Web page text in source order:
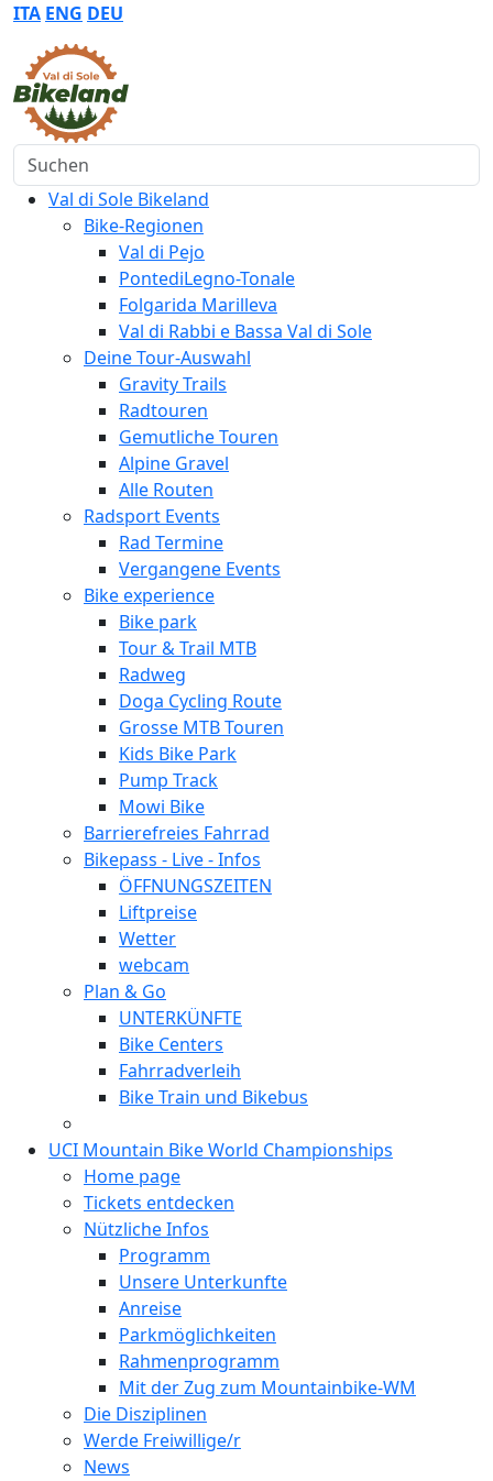
ITA ENG DEU
Suchen
Val di Sole Bikeland
Bike-Regionen
Val di Pejo
PontediLegno-Tonale
Folgarida Marilleva
Val di Rabbi e Bassa Val di Sole
Deine Tour-Auswahl
Gravity Trails
Radtouren
Gemutliche Touren
Alpine Gravel
Alle Routen
Radsport Events
Rad Termine
Vergangene Events
Bike experience
Bike park
Tour & Trail MTB
Radweg
Doga Cycling Route
Grosse MTB Touren
Kids Bike Park
Pump Track
Mowi Bike
Barrierefreies Fahrrad
Bikepass - Live - Infos
ÖFFNUNGSZEITEN
Liftpreise
Wetter
webcam
Plan & Go
UNTERKÜNFTE
Bike Centers
Fahrradverleih
Bike Train und Bikebus
UCI Mountain Bike World Championships
Home page
Tickets entdecken
Nützliche Infos
Programm
Unsere Unterkunfte
Anreise
Parkmöglichkeiten
Rahmenprogramm
Mit der Zug zum Mountainbike-WM
Die Disziplinen
Werde Freiwillige/r
News